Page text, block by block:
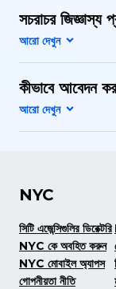
সচরাচর জিজ্ঞাস্য
কীভাবে আবেদন
NYC
সিটি এজেন্সিগুলির ডিরেক্টরি
NYC কে অবহিত করুন
NYC মোবাইল অ্যাপস
গোপনীয়তা নীতি